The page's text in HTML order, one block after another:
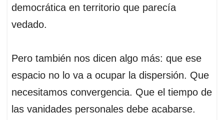
democrática en territorio que parecía
vedado.
Pero también nos dicen algo más: que ese
espacio no lo va a ocupar la dispersión. Que
necesitamos convergencia. Que el tiempo de
las vanidades personales debe acabarse.